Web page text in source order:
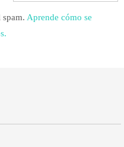
Aprende cómo se